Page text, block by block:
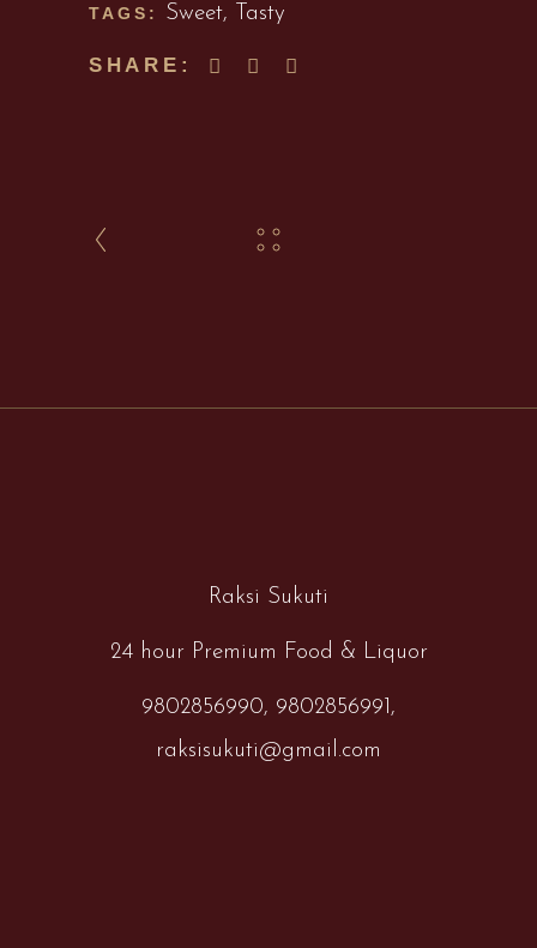
TAGS: Sweet, Tasty
SHARE:
Raksi Sukuti
24 hour Premium Food & Liquor
9802856990, 9802856991,
raksisukuti@gmail.com